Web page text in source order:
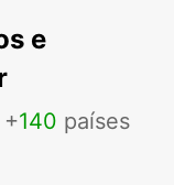
e
140 países